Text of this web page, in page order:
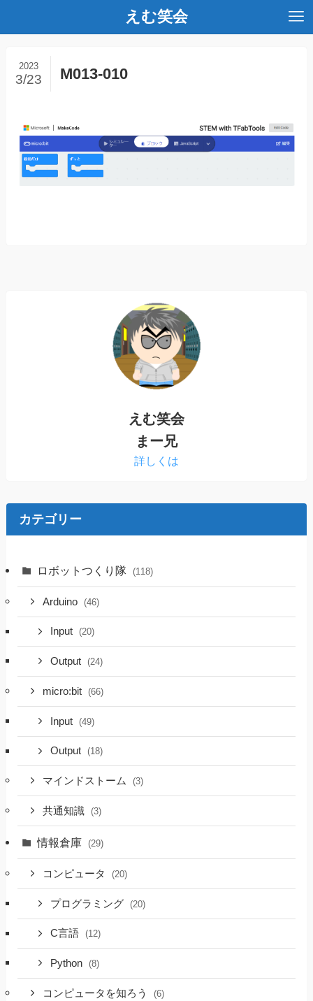
えむ笑会
M013-010
2023
3/23
えむ笑会
まー兄
詳しくは
カテゴリー
ロボットつくり隊 (118)
Arduino (46)
Input (20)
Output (24)
micro:bit (66)
Input (49)
Output (18)
マインドストーム (3)
共通知識 (3)
情報倉庫 (29)
コンピュータ (20)
プログラミング (20)
C言語 (12)
Python (8)
コンピュータを知ろう (6)